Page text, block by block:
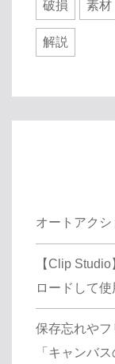
破損 素材
解説
オートアク
【Clip
ロードして
保存忘れや
「キャンバ